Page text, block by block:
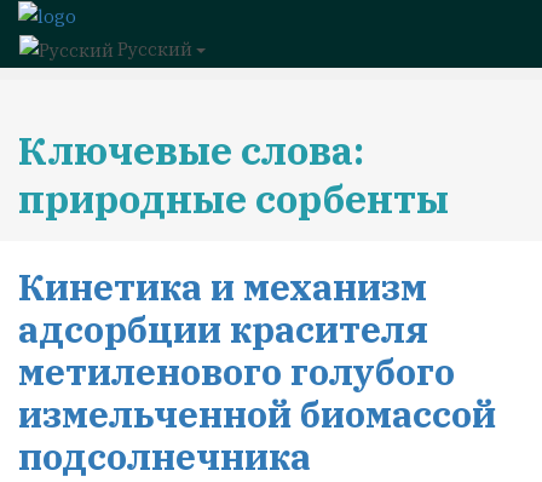
Русский
Ключевые слова:
природные сорбенты
Кинетика и механизм
адсорбции красителя
метиленового голубого
измельченной биомассой
подсолнечника